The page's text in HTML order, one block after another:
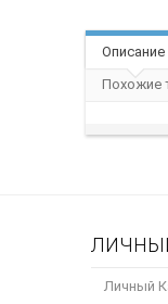
Описание
Похожие
Личный